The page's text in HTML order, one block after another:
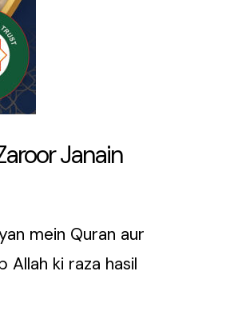
Janain
mein Quran aur
Allah ki raza hasil